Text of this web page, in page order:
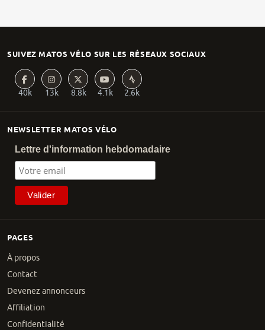
PAGES
À propos
Contact
Devenez annonceurs
Affiliation
Confidentialité
NEWSLETTER MATOS VÉLO
Lettre d'information hebdomadaire
SUIVEZ MATOS VÉLO SUR LES RÉSEAUX SOCIAUX
40k 13k 8.8k 4.1k 2.6k